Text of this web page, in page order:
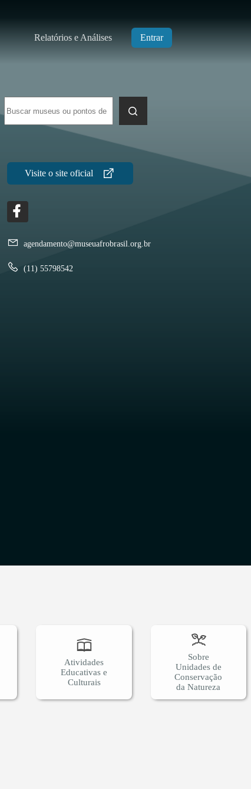
Relatórios e Análises Entrar
resultados
agendamento@museuafrobrasil.org.br
(11) 55798542
Atividades
Educativas e
Culturais
Sobre
Unidades de
Conservação
da Natureza